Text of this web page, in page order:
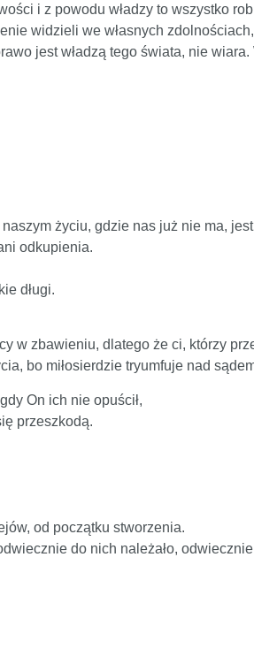
i z powodu władzy to wszystko
widzieli we własnych
jest władzą tego świata, nie
życiu, gdzie nas już nie ma,
odkupienia.
długi.
w zbawieniu, dlatego że ci, którzy
bo miłosierdzie tryumfuje nad
On ich nie opuścił,
przeszkodą.
od początku stworzenia.
do nich należało,